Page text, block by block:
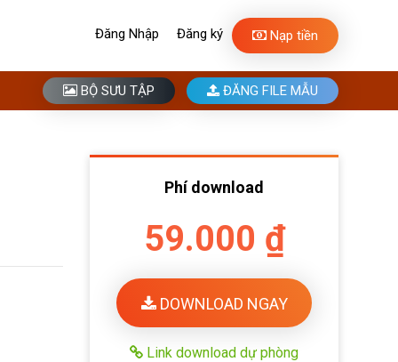
Đăng Nhập Đăng ký Nạp tiền
BỘ SƯU TẬP ĐĂNG FILE MẪU
Phí download
59.000 ₫
DOWNLOAD NGAY
Link download dự phòng